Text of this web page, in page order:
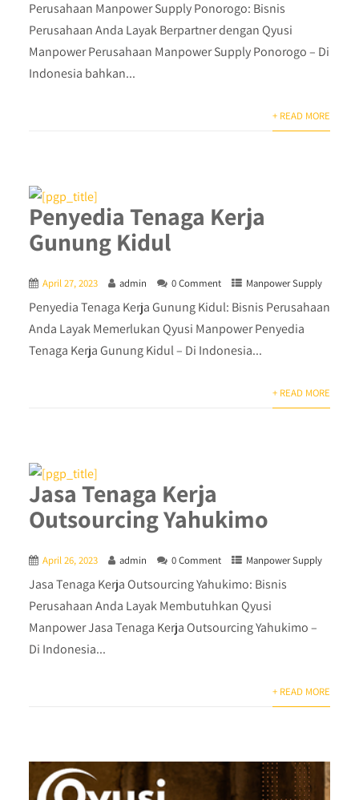
Perusahaan Manpower Supply Ponorogo: Bisnis
Perusahaan Anda Layak Berpartner dengan Qyusi
Manpower Perusahaan Manpower Supply Ponorogo – Di
Indonesia bahkan...
+ READ MORE
Penyedia Tenaga Kerja
Gunung Kidul
April 27, 2023 admin 0 Comment Manpower Supply
Penyedia Tenaga Kerja Gunung Kidul: Bisnis Perusahaan
Anda Layak Memerlukan Qyusi Manpower Penyedia
Tenaga Kerja Gunung Kidul – Di Indonesia...
+ READ MORE
Jasa Tenaga Kerja
Outsourcing Yahukimo
April 26, 2023 admin 0 Comment Manpower Supply
Jasa Tenaga Kerja Outsourcing Yahukimo: Bisnis
Perusahaan Anda Layak Membutuhkan Qyusi
Manpower Jasa Tenaga Kerja Outsourcing Yahukimo –
Di Indonesia...
+ READ MORE